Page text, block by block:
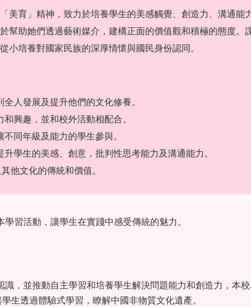
美育」精神，致力於培養學生的美感觸覺、創造力、溝通能
幫助她們透過藝術媒介，建構正面的價值觀和積極的態度。
小培養對國家民族的深厚情懷與國民身份認同。
人發展及提升他們的文化修養。
興趣，並和校外活動相配合。
同年級及能力的學生參與。
學生的美感、創意，批判性思考能力及溝通能力。
他文化的傳統和價值。
習活動，讓學生在實踐中感受傳統的魅力。
，並推動自主學習和培養學生解決問題能力和創造力，本
透過體驗式學習，瞭解中國非物質文化遺產。